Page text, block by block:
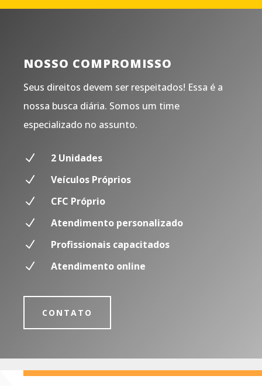
NOSSO COMPROMISSO
Seus direitos devem ser respeitados! Essa é a
nossa busca diária. Somos um time
especializado no assunto.
N
2 Unidades
N
Veículos Próprios
N
CFC Próprio
N
Atendimento personalizado
N
Profissionais capacitados
N
Atendimento online
CONTATO